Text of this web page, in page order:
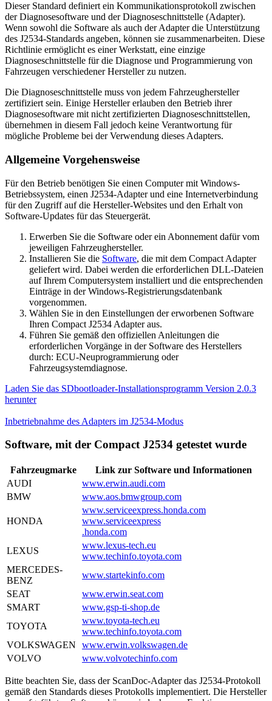
Dieser Standard definiert ein Kommunikationsprotokoll zwischen
der Diagnosesoftware und der Diagnoseschnittstelle (Adapter).
Wenn sowohl die Software als auch der Adapter die Unterstützung
des J2534-Standards angeben, können sie zusammenarbeiten. Diese
Richtlinie ermöglicht es einer Werkstatt, eine einzige
Diagnoseschnittstelle für die Diagnose und Programmierung von
Fahrzeugen verschiedener Hersteller zu nutzen.
Die Diagnoseschnittstelle muss von jedem Fahrzeughersteller
zertifiziert sein. Einige Hersteller erlauben den Betrieb ihrer
Diagnosesoftware mit nicht zertifizierten Diagnoseschnittstellen,
übernehmen in diesem Fall jedoch keine Verantwortung für
mögliche Probleme bei der Verwendung dieses Adapters.
Allgemeine Vorgehensweise
Für den Betrieb benötigen Sie einen Computer mit Windows-
Betriebssystem, einen J2534-Adapter und eine Internetverbindung
für den Zugriff auf die Hersteller-Websites und den Erhalt von
Software-Updates für das Steuergerät.
Erwerben Sie die Software oder ein Abonnement dafür vom
jeweiligen Fahrzeughersteller.
Installieren Sie die Software, die mit dem Compact Adapter
geliefert wird. Dabei werden die erforderlichen DLL-Dateien
auf Ihrem Computersystem installiert und die entsprechenden
Einträge in der Windows-Registrierungsdatenbank
vorgenommen.
Wählen Sie in den Einstellungen der erworbenen Software
Ihren Compact J2534 Adapter aus.
Führen Sie gemäß den offiziellen Anleitungen die
erforderlichen Vorgänge in der Software des Herstellers
durch: ECU-Neuprogrammierung oder
Fahrzeugsystemdiagnose.
Laden Sie das SDbootloader-Installationsprogramm Version 2.0.3
herunter
Inbetriebnahme des Adapters im J2534-Modus
Software, mit der Compact J2534 getestet wurde
Fahrzeugmarke
Link zur Software und Informationen
AUDI
www.erwin.audi.com
BMW
www.aos.bmwgroup.com
HONDA
www.serviceexpress.honda.com
www.serviceexpress
.honda.com
LEXUS
www.lexus-tech.eu
www.techinfo.toyota.com
MERCEDES-
BENZ
www.startekinfo.com
SEAT
www.erwin.seat.com
SMART
www.gsp-ti-shop.de
TOYOTA
www.toyota-tech.eu
www.techinfo.toyota.com
VOLKSWAGEN
www.erwin.volkswagen.de
VOLVO
www.volvotechinfo.com
Bitte beachten Sie, dass der ScanDoc-Adapter das J2534-Protokoll
gemäß den Standards dieses Protokolls implementiert. Die Hersteller